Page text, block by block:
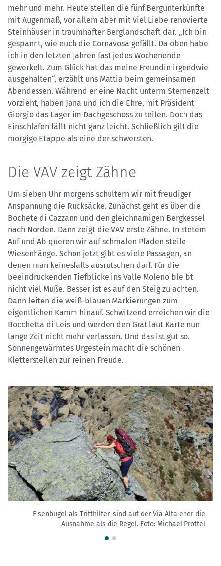
mehr und mehr. Heute stellen die fünf Bergunterkünfte
mit Augenmaß, vor allem aber mit viel Liebe renovierte
Steinhäuser in traumhafter Berglandschaft dar. „Ich bin
gespannt, wie euch die Cornavosa gefällt. Da oben habe
ich in den letzten Jahren fast jedes Wochenende
gewerkelt. Zum Glück hat das meine Freundin irgendwie
ausgehalten“, erzählt uns Mattia beim gemeinsamen
Abendessen. Während er eine Nacht unterm Sternenzelt
vorzieht, haben Jana und ich die Ehre, mit Präsident
Giorgio das Lager im Dachgeschoss zu teilen. Doch das
Einschlafen fällt nicht ganz leicht. Schließlich gilt die
morgige Etappe als eine der schwersten.
Die VAV zeigt Zähne
Um sieben Uhr morgens schultern wir mit freudiger
Anspannung die Rucksäcke. Zunächst geht es über die
Bochete di Cazzann und den gleichnamigen Bergkessel
nach Norden. Dann zeigt die VAV erste Zähne. In stetem
Auf und Ab queren wir auf schmalen Pfaden steile
Wiesenhänge. Schon jetzt gibt es viele Passagen, an
denen man keinesfalls ausrutschen darf. Für die
beeindruckenden Tiefblicke ins Valle Moleno bleibt
nicht viel Muße. Besser ist es auf den Steig zu achten.
Dann leiten die weiß-blauen Markierungen zum
eigentlichen Kamm hinauf. Schwitzend erreichen wir die
Bocchetta di Leis und werden den Grat laut Karte nun
lange Zeit nicht mehr verlassen. Und das ist gut so.
Sonnengewärmtes Urgestein macht die schönen
Kletterstellen zur reinen Freude.
Eisenbügel als Tritthilfen sind auf der Via Alta eher die
Ausnahme als die Regel. Foto: Michael Pröttel